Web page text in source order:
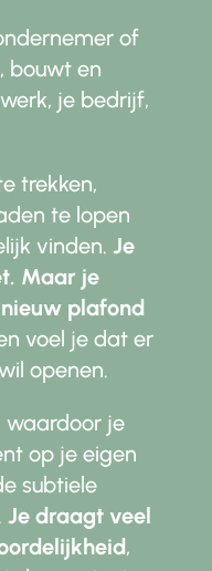
of
bouwt en
je bedrijf,
trekken,
te lopen
vinden. Je
Maar je
plafond
voel je dat er
openen.
waardoor je
op je eigen
subtiele
Je draagt veel
,